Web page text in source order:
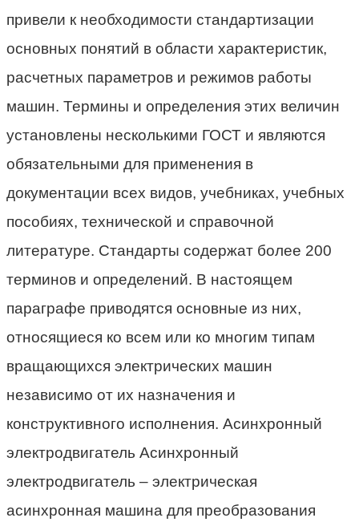
привели к необходимости стандартизации
основных понятий в области характеристик,
расчетных параметров и режимов работы
машин. Термины и определения этих величин
установлены несколькими ГОСТ и являются
обязательными для применения в
документации всех видов, учебниках, учебных
пособиях, технической и справочной
литературе. Стандарты содержат более 200
терминов и определений. В настоящем
параграфе приводятся основные из них,
относящиеся ко всем или ко многим типам
вращающихся электрических машин
независимо от их назначения и
конструктивного исполнения. Асинхронный
электродвигатель Асинхронный
электродвигатель – электрическая
асинхронная машина для преобразования